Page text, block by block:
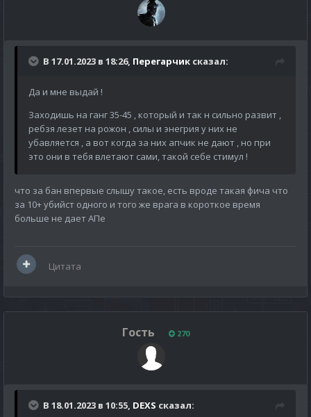
В 17.01.2023 в 18:26, Перегарчик сказал:
Да и мне выдай !
Заходишь на ганг 35-45 , который и так н сильно развит ,
ребзя лезет на рожон , силы и энегрия у них не
убавляется , а вот когда за них апчик не дают , но при
это они в тебя влетают сами, такой себе стимул !
что за бан впервые слышу такое, есть вроде такая фича что
за 10+ убийст одного и того же врага в короткое время
больше не дает АПе
Цитата
Гость 270
В 18.01.2023 в 10:55, DEXS сказал: